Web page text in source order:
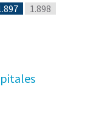
1.898